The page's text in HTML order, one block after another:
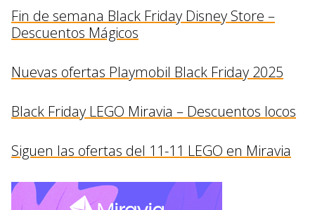
Fin de semana Black Friday Disney Store –
Descuentos Mágicos
Nuevas ofertas Playmobil Black Friday 2025
Black Friday LEGO Miravia – Descuentos locos
Siguen las ofertas del 11-11 LEGO en Miravia